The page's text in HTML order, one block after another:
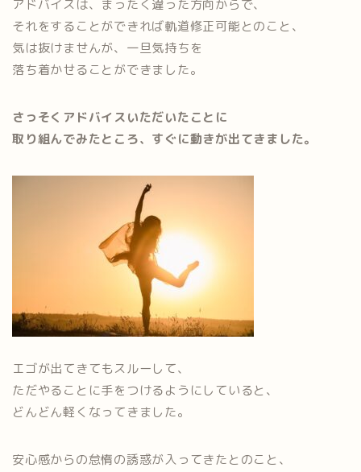
アドバイスは、まったく違った方向からで、
それをすることができれば軌道修正可能とのこと、
気は抜けませんが、一旦気持ちを
落ち着かせることができました。
さっそくアドバイスいただいたことに
取り組んでみたところ、すぐに動きが出てきました。
エゴが出てきてもスルーして、
ただやることに手をつけるようにしていると、
どんどん軽くなってきました。
安心感からの怠惰の誘惑が入ってきたとのこと、